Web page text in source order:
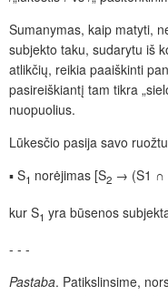
Sumanymas, kaip matyti,
subjekto taku, sudarytu iš
atlikčių, reikia paaiškinti
pasireiškiantį tam tikra
nuopuolius.
Lūkesčio pasija savo
▪ S1 norėjimas [S2 → (S1 ∩
kur S1 yra būsenos
- - -
Pastaba. Patikslinsime,